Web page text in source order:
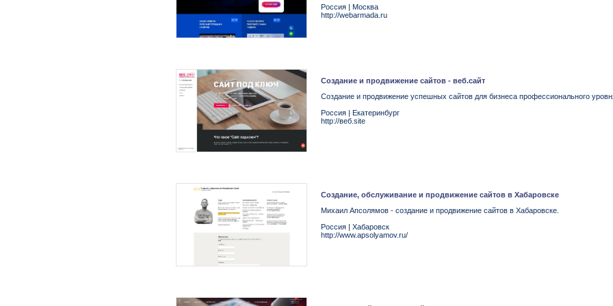
Россия | Москва
http://webarmada.ru
Создание и продвижение сайтов - веб.сайт
Создание и продвижение успешных сайтов для бизнеса профессионального
Россия | Екатеринбург
http://веб.site
Создание, обслуживание и продвижение сайтов в Хабаровске
Михаил Апсолямов - создание и продвижение сайтов в Хабаровске.
Россия | Хабаровск
http://www.apsolyamov.ru/